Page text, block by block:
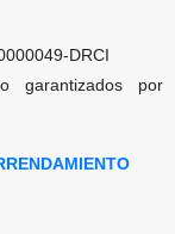
DRCI
garantizados por